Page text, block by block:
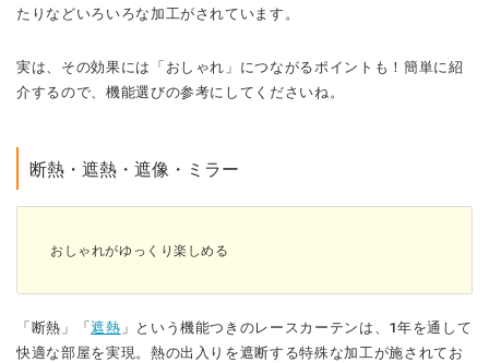
たりなどいろいろな加工がされています。
実は、その効果には「おしゃれ」につながるポイントも！簡単に紹
介するので、機能選びの参考にしてくださいね。
断熱・遮熱・遮像・ミラー
おしゃれがゆっくり楽しめる
「断熱」「遮熱 」という機能つきのレースカーテンは、1年を通して
快適な部屋を実現。熱の出入りを遮断する特殊な加工が施されてお